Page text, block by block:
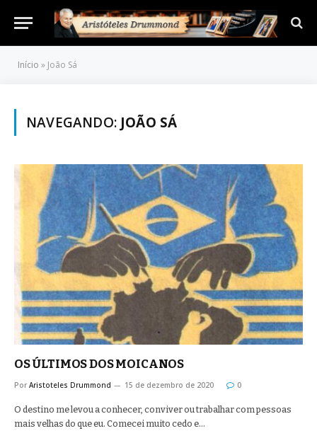
Início » João Sá
NAVEGANDO: JOÃO SÁ
OS ÚLTIMOS DOS MOICANOS
Por Aristoteles Drummond 15 de dezembro de 2020 0
O destino me levou a conhecer, conviver ou trabalhar com pessoas
mais velhas do que eu. Comecei muito cedo e…